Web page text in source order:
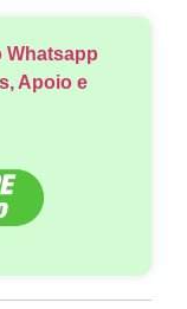
Whatsapp
Apoio e